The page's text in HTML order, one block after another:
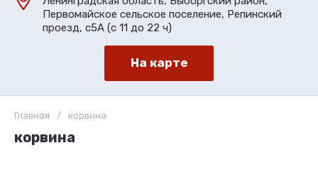
Первомайское сельское поселение, Репинский
проезд, с5А (с 11 до 22 ч)
На карте
Главная / корвина
корвина